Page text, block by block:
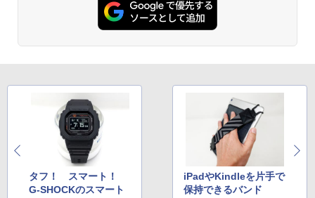
タフ！ スマート！
G-SHOCKのスマート
iPadやKindleを片手で
保持できるバンド